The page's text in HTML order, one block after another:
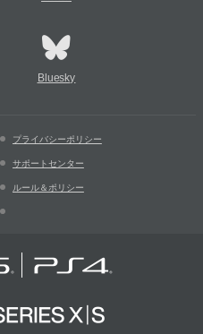
Bluesky
プライバシーポリシー
サポートセンター
ルール＆ポリシー